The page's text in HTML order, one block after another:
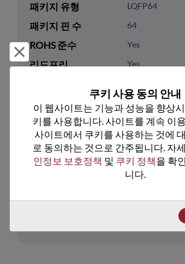
패키지 유형 LQFP64
패키지 핀 수 64
ROHS 준수 Yes
리드프리 Yes
패키지 수량 0
기술 카테고리 Processor &
기술 하위 카테고리 MCU & MPU
16-Bit
미국 HTS 코드 8542.31.0075
거부 및 닫기
쿠키 사용 동의 안내
이 웹사이트는 기능과 성능을 향상
키를 사용합니다. 사이트를 계속 이
사이트에서 쿠키를 사용하는 것에
로 동의하는 것으로 간주됩니다. 자
인정보 보호정책 및 쿠키 정책을 확
니다.